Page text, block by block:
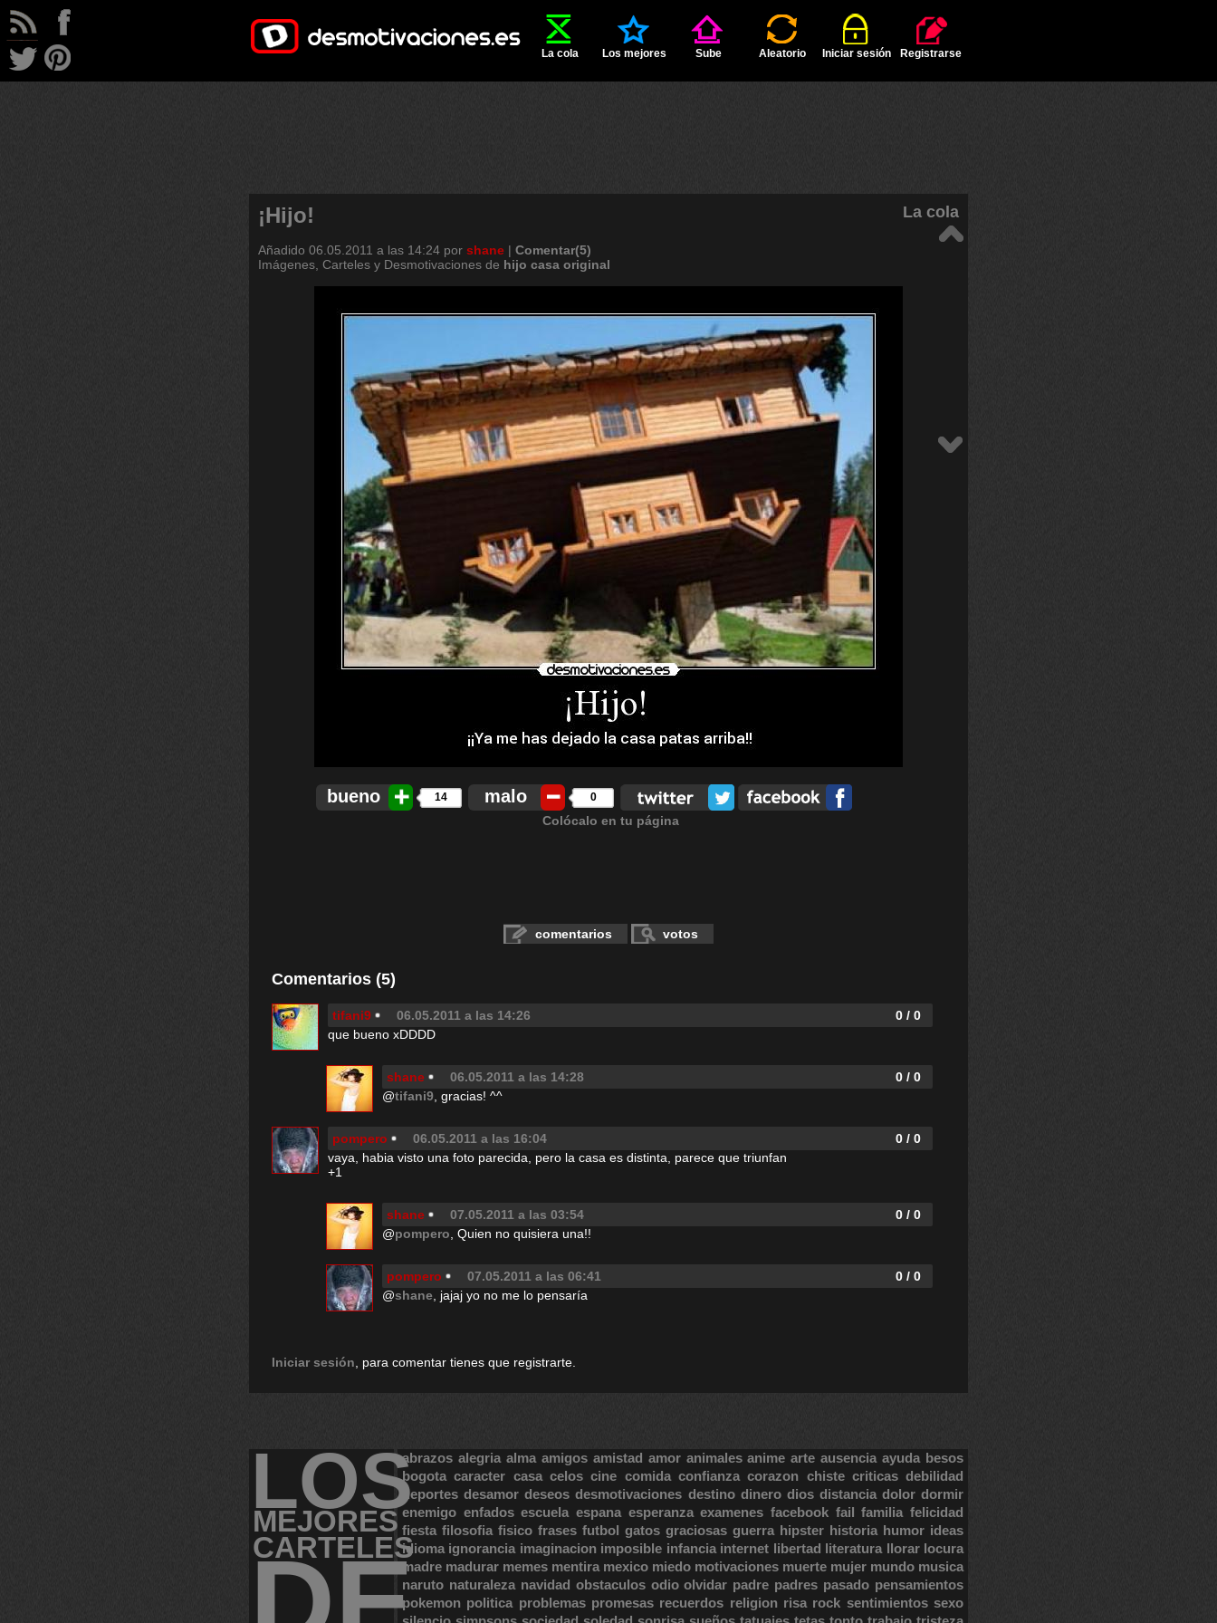
La cola Los mejores Sube Aleatorio Iniciar sesión Registrarse
¡Hijo! La cola
Añadido 06.05.2011 a las 14:24 por shane | Comentar(5)
Imágenes, Carteles y Desmotivaciones de hijo casa original
bueno 14 malo 0
Colócalo en tu página
comentarios votos
Comentarios (5)
tifani9 06.05.2011 a las 14:26
0 / 0
que bueno xDDDD
shane 06.05.2011 a las 14:28
0 / 0
@tifani9 , gracias! ^^
pompero 06.05.2011 a las 16:04
0 / 0
vaya, habia visto una foto parecida, pero la casa es distinta, parece que triunfan
+1
shane 07.05.2011 a las 03:54
0 / 0
@pompero , Quien no quisiera una!!
pompero 07.05.2011 a las 06:41
0 / 0
@shane , jajaj yo no me lo pensaría
Iniciar sesión , para comentar tienes que registrarte.
LOS
MEJORES
CARTELES
abrazos alegria alma amigos amistad amor animales anime arte ausencia ayuda besos
bogota caracter casa celos cine comida confianza corazon chiste criticas debilidad
deportes desamor deseos desmotivaciones destino dinero dios distancia dolor dormir
enemigo enfados escuela espana esperanza examenes facebook fail familia felicidad
fiesta filosofia fisico frases futbol gatos graciosas guerra hipster historia humor ideas
idioma ignorancia imaginacion imposible infancia internet libertad literatura llorar locura
madre madurar memes mentira mexico miedo motivaciones muerte mujer mundo musica
naruto naturaleza navidad obstaculos odio olvidar padre padres pasado pensamientos
pokemon politica problemas promesas recuerdos religion risa rock sentimientos sexo